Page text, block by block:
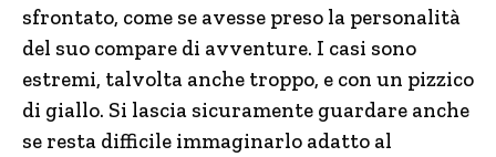
sfrontato, come se avesse preso la personalità
del suo compare di avventure. I casi sono
estremi, talvolta anche troppo, e con un pizzico
di giallo. Si lascia sicuramente guardare anche
se resta difficile immaginarlo adatto al